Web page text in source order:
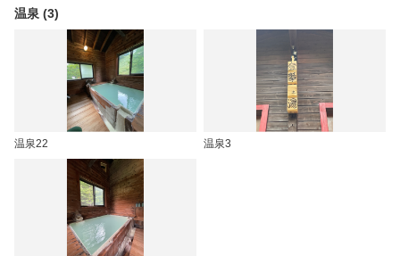
温泉 (3)
温泉22 温泉3